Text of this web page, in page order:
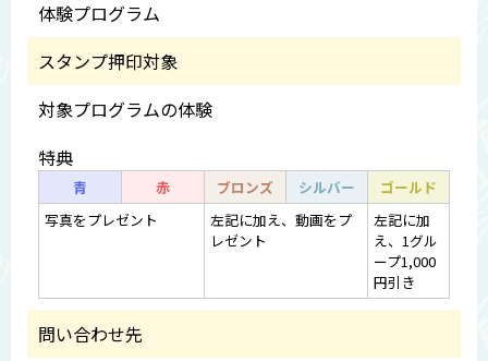
体験プログラム
スタンプ押印対象
対象プログラムの体験
特典
青 赤 ブロンズ シルバー
ゴールド
写真をプレゼント
左記に加え、動画をプ
レゼント
左記に加
え、1グル
ープ1,000
円引き
問い合わせ先